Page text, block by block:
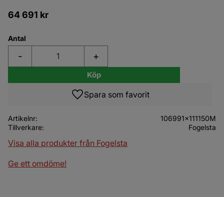
64 691 kr
Antal
+
-
Köp
Lägg till i favoriter
Artikelnr
106991x111150M
Tillverkare
Fogelsta
Visa alla produkter från Fogelsta
Ge ett omdöme!